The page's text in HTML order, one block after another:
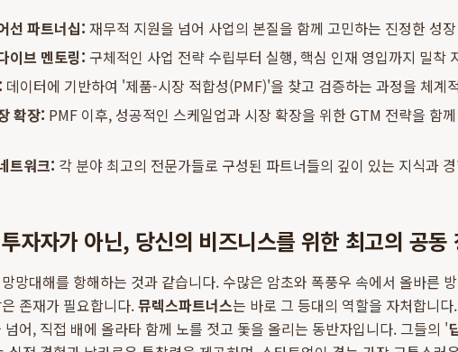
선 파트너십: 재무적 지원을 넘어 사업의 본질을 함께 고민하는 진정한 성
이브 멘토링: 구체적인 사업 전략 수립부터 실행, 핵심 인재 영입까지 밀착
데이터에 기반하여 '제품-시장 적합성(PMF)'을 찾고 검증하는 과정을 체계
확장: PMF 이후, 성공적인 스케일업과 시장 확장을 위한 GTM 전략을 함
트워크: 각 분야 최고의 전문가들로 구성된 파트너들의 깊이 있는 지식과
자자가 아닌, 당신의 비즈니스를 위한 최고의 공동
망대해를 항해하는 것과 같습니다. 수많은 암초와 폭풍우 속에서 올바른
존재가 필요합니다.뮤렉스파트너스는 바로 그 등대의 역할을 자처합니
어, 직접 배에 올라타 함께 노를 젓고 돛을 올리는 동반자입니다. 그들의 '